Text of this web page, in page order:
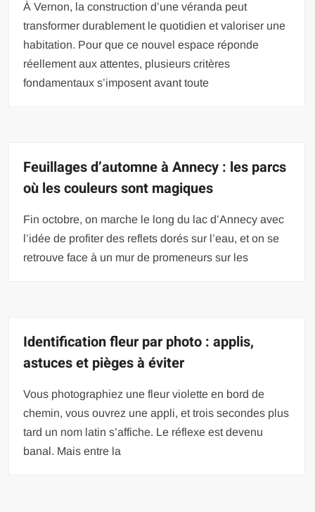
À Vernon, la construction d’une véranda peut
transformer durablement le quotidien et valoriser une
habitation. Pour que ce nouvel espace réponde
réellement aux attentes, plusieurs critères
fondamentaux s’imposent avant toute
Feuillages d’automne à Annecy : les parcs
où les couleurs sont magiques
Fin octobre, on marche le long du lac d’Annecy avec
l’idée de profiter des reflets dorés sur l’eau, et on se
retrouve face à un mur de promeneurs sur les
Identification fleur par photo : applis,
astuces et pièges à éviter
Vous photographiez une fleur violette en bord de
chemin, vous ouvrez une appli, et trois secondes plus
tard un nom latin s’affiche. Le réflexe est devenu
banal. Mais entre la